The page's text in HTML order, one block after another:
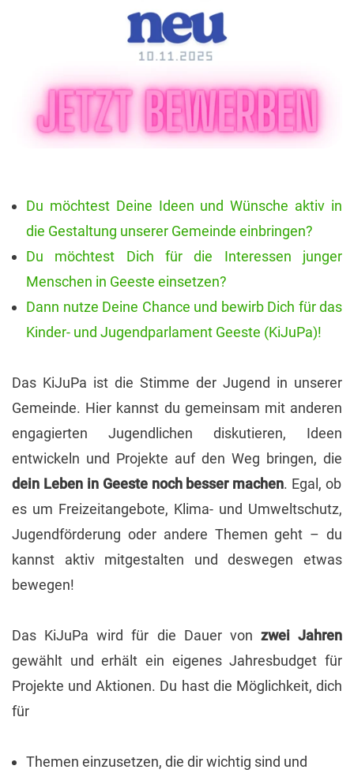
Du möchtest Deine Ideen und Wünsche aktiv in
die Gestaltung unserer Gemeinde einbringen?
Du möchtest Dich für die Interessen junger
Menschen in Geeste einsetzen?
Dann nutze Deine Chance und bewirb Dich für das
Kinder- und Jugendparlament Geeste (KiJuPa)!
Das KiJuPa ist die Stimme der Jugend in unserer
Gemeinde. Hier kannst du gemeinsam mit anderen
engagierten Jugendlichen diskutieren, Ideen
entwickeln und Projekte auf den Weg bringen, die
dein Leben in Geeste noch besser machen. Egal, ob
es um Freizeitangebote, Klima- und Umweltschutz,
Jugendförderung oder andere Themen geht – du
kannst aktiv mitgestalten und deswegen etwas
bewegen!
Das KiJuPa wird für die Dauer von zwei Jahren
gewählt und erhält ein eigenes Jahresbudget für
Projekte und Aktionen. Du hast die Möglichkeit, dich
für
Themen einzusetzen, die dir wichtig sind und